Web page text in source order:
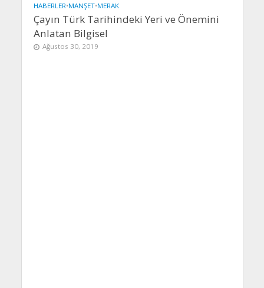
HABERLER•MANŞET•MERAK
Çayın Türk Tarihindeki Yeri ve Önemini
Anlatan Bilgisel
Ağustos 30, 2019